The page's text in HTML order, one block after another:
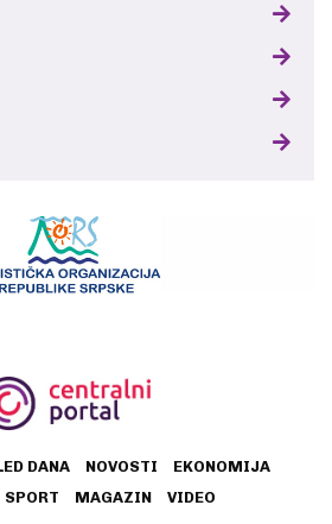
DANA NOVOSTI
EKONOMIJA
SPORT MAGAZIN VIDEO